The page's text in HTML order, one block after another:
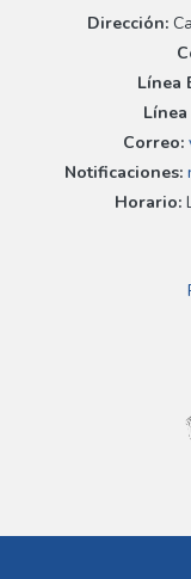
Dirección:
Línea
Correo:
Notificaciones:
Horario: